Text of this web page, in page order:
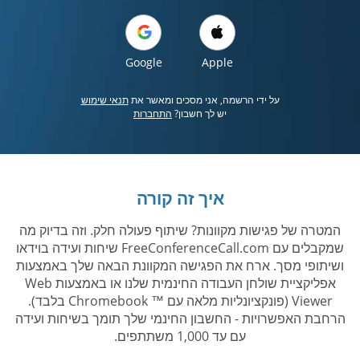
Apple
Google
על ידי הרשמה, אני מסכים ומאשר אתתנאי שימוש
יש לך חשבון? התחברות
איך זה קורה
המטרה של פגישות מקוונות? שיתוף פעולה חלק. וזה בדיוק מה
שמקבלים עם FreeConferenceCall.com שיחות ועידה בוידאו
ושיתופי מסך. ארח את הפגישה המקוונת הבאה שלך באמצעות
אפליקציית שולחן העבודה החינמית שלנו או באמצעות Web
Viewer (פונקציונליות מלאה עם ™ Chromebook בלבד).
הרחבת האפשרויות - החשבון החינמי שלך תומך בשיחות ועידה
עם עד 1,000 משתתפים.